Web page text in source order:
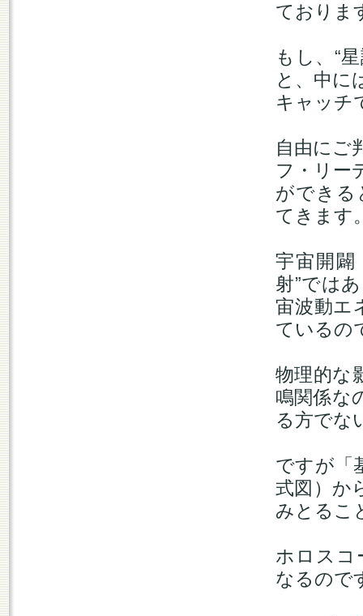
ておりま
もし、“
と、中に
キャッチ
自由にご
フ・リー
ができる
てきます
宇宙開闢
射”では
宙波動エ
ているの
物理的な
鳴関係な
る方でな
ですが「
式図）か
みとるこ
ホロスコ
なるので